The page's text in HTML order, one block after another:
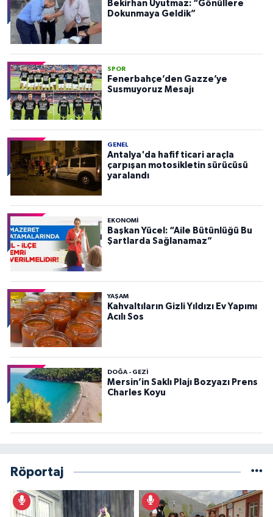
Bekirhan Uyutmaz: “Gönüllere
Dokunmaya Geldik”
SPOR
Fenerbahçe’den Gazze’ye
Susmuyoruz Mesajı
GENEL
Antalya'da hafif ticari araçla
çarpışan motosikletin sürücüsü
yaralandı
EKONOMI
Başkan Yücel: “Aile Bütünlüğü Bu
Şartlarda Sağlanamaz”
YAŞAM
Kahvaltıların Gizli Yıldızı Ev Yapımı
Acılı Sos
DOĞA - GEZI
Mersin’in Saklı Plajı Bozyazı Prens
Charles Koyu
Röportaj